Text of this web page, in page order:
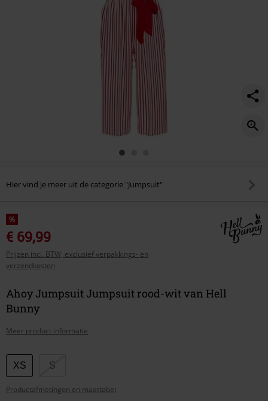
Hier vind je meer uit de categorie "Jumpsuit"
%
€ 69,99
Prijzen incl. BTW, exclusief verpakkings- en
verzendkosten
Ahoy Jumpsuit Jumpsuit rood-wit van Hell
Bunny
Meer product informatie
Kies
je
maat
XS S
Productafmetingen en maattabel